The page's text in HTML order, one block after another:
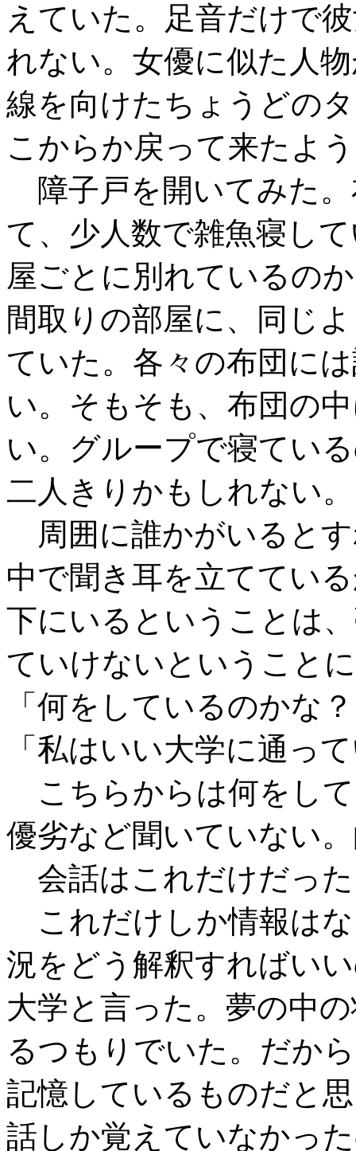
えていた。足音だけで
れない。女優に似た人
線を向けたちょうどの
こからか戻って来たよ
障子戸を開いてみた
て、少人数で雑魚寝し
屋ごとに別れているの
間取りの部屋に、同じ
ていた。各々の布団に
い。そもそも、布団の
い。グループで寝てい
二人きりかもしれない。
周囲に誰かがいると
中で聞き耳を立ててい
下にいるということは
ていけないということ
「何をしているのかな
「私はいい大学に通っ
こちらからは何をし
優劣など聞いていない
会話はこれだけだっ
これだけしか情報は
況をどう解釈すればい
大学と言った。夢の中
るつもりでいた。だか
記憶しているものだと
話しか覚えていなかっ